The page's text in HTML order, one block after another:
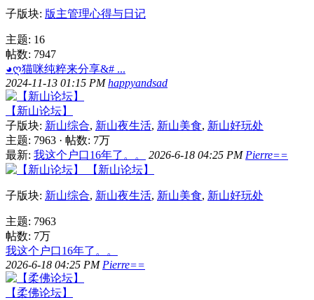
子版块: 版主管理心得与日记
主题: 16
帖数: 7947
◕ღ猫咪纯粹来分享&# ...
2024-11-13 01:15 PMhappyandsad
【新山论坛】
子版块: 新山综合, 新山夜生活, 新山美食, 新山好玩处
主题: 7963 · 帖数: 7万
最新: 我这个户口16年了。。 2026-6-18 04:25 PM Pierre==
【新山论坛】
子版块: 新山综合, 新山夜生活, 新山美食, 新山好玩处
主题: 7963
帖数: 7万
我这个户口16年了。。
2026-6-18 04:25 PM Pierre==
【柔佛论坛】